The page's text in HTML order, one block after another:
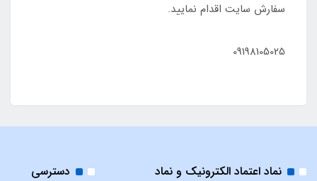
سفارش سایت اقدام نمایید.
09198105025
نماد اعتماد الکترونیک و نماد
دسترسی